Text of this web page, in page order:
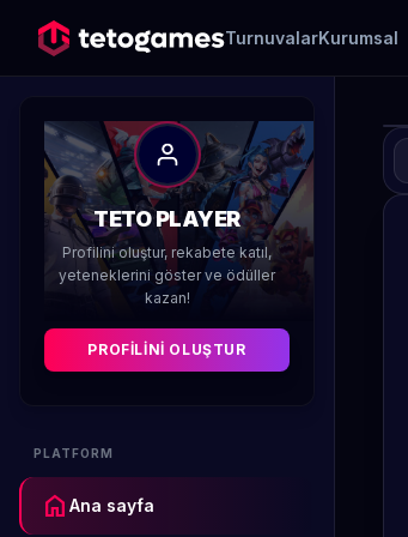
TurnuvalarKurumsal
TETO PLAYER
Profilini oluştur, rekabete katıl,
yeteneklerini göster ve ödüller
kazan!
PROFILINI OLUŞTUR
PLATFORM
home Ana sayfa